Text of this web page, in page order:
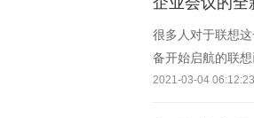
很多人对于联想
备开始启航的联
过，真正的高效
2021-03-04 06:12:23